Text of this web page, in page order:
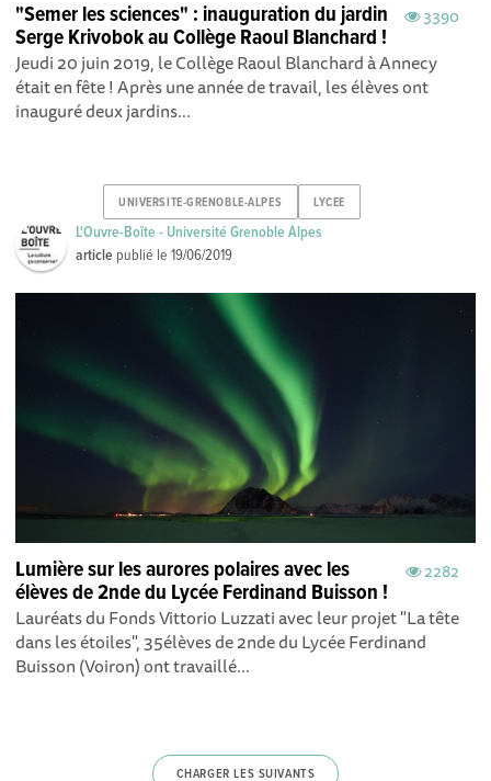
3390
"Semer les sciences" : inauguration du jardin
Serge Krivobok au Collège Raoul Blanchard !
Jeudi 20 juin 2019, le Collège Raoul Blanchard à Annecy
était en fête ! Après une année de travail, les élèves ont
inauguré deux jardins...
UNIVERSITE-GRENOBLE-ALPES LYCEE
L'Ouvre-Boîte - Université Grenoble Alpes
article publié le19/06/2019
2282
Lumière sur les aurores polaires avec les
élèves de 2nde du Lycée Ferdinand Buisson !
Lauréats du Fonds Vittorio Luzzati avec leur projet "La tête
dans les étoiles", 35élèves de 2nde du Lycée Ferdinand
Buisson (Voiron) ont travaillé...
CHARGER LES SUIVANTS